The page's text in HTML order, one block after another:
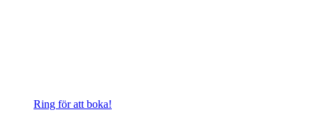
Ring för att boka!